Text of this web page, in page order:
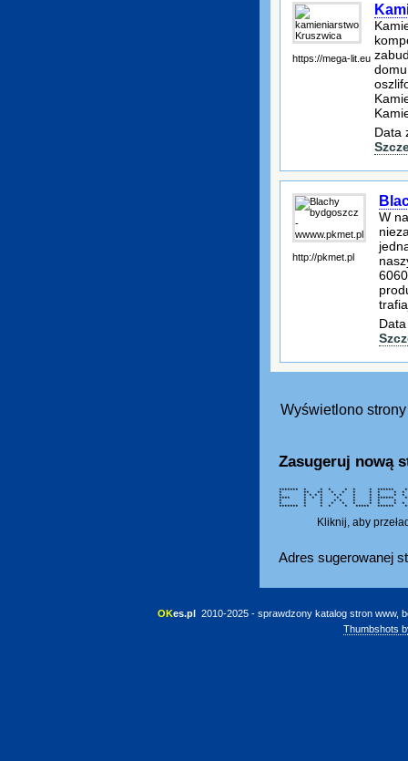
https://mega-lit.eu
Data
http://pkmet.pl
W
Wyświetlono
Zasugeruj nową
******* * * * * * * ******
* ** ** * * * * *
* * * * * * * * *
**** * * * * * * ******
* * * * * * * *
* * * * * * * * *
******* * * * * ***** ******
Kliknij, aby
Adres sugerowanej
OKes.pl 2010-2025 - sprawdzony katalog stron www,
Thumbshots